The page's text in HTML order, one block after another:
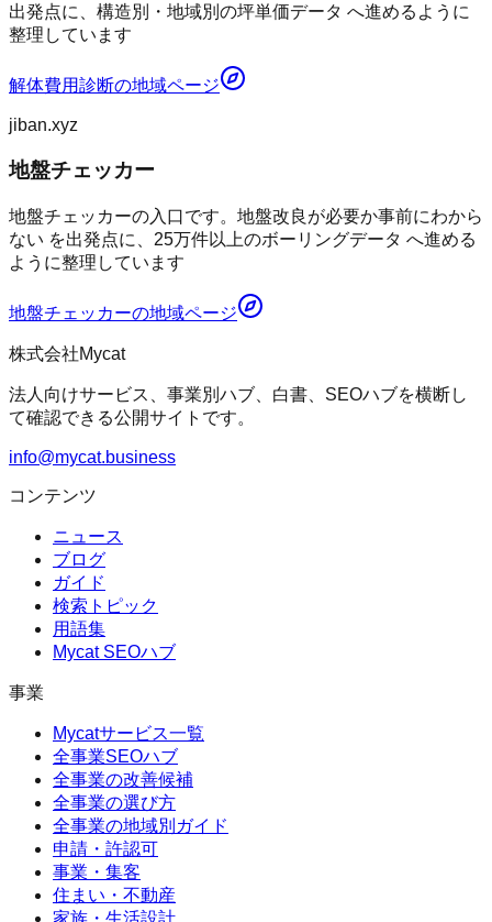
出発点に、構造別・地域別の坪単価データ へ進めるように
整理しています
解体費用診断の地域ページ
jiban.xyz
地盤チェッカー
地盤チェッカーの入口です。地盤改良が必要か事前にわから
ない を出発点に、25万件以上のボーリングデータ へ進める
ように整理しています
地盤チェッカーの地域ページ
株式会社Mycat
法人向けサービス、事業別ハブ、白書、SEOハブを横断し
て確認できる公開サイトです。
info@mycat.business
コンテンツ
ニュース
ブログ
ガイド
検索トピック
用語集
Mycat SEOハブ
事業
Mycatサービス一覧
全事業SEOハブ
全事業の改善候補
全事業の選び方
全事業の地域別ガイド
申請・許認可
事業・集客
住まい・不動産
家族・生活設計